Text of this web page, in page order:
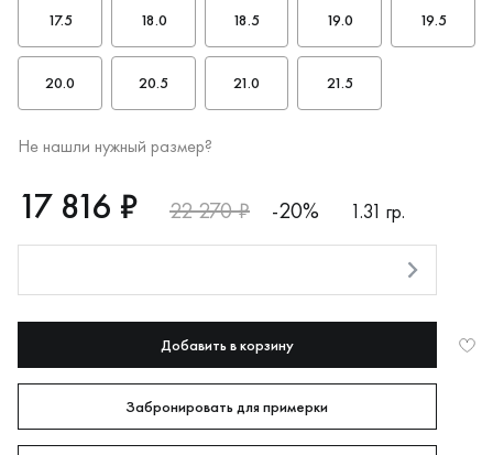
17.5 18.0 18.5 19.0 19.5
20.0 20.5 21.0 21.5
Не нашли нужный размер?
RUB
17816
17 816 ₽ 22 270 ₽ -20%
1.31 гр.
Добавить в корзину
Забронировать для примерки